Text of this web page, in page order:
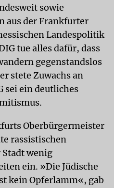
sowie
aus der Frankfurter
Landespolitik
tue alles dafür, dass
gegenstandslos
stete Zuwachs an
sei ein deutliches
Oberbürgermeister
rassistischen
wenig
ein. »Die Jüdische
kein Opferlamm«, gab